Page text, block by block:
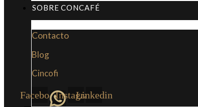
SOBRE CONCAFÉ
Contacto
Blog
Cincofi
FacebookInstagram
Linkedin